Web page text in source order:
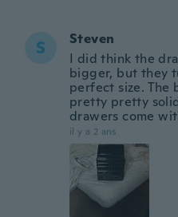
S
Steven
I did think the
bigger, but they
perfect size.
pretty pretty
drawers come
il y a 2 ans